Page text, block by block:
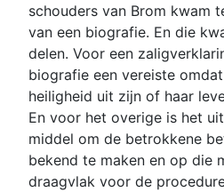
schouders van Brom kwam
van een biografie. En die
delen. Voor een
biografie een vereiste
heiligheid uit zijn of haar
En voor het overige is het
middel om de betrokkene
bekend te maken en op die
draagvlak voor de